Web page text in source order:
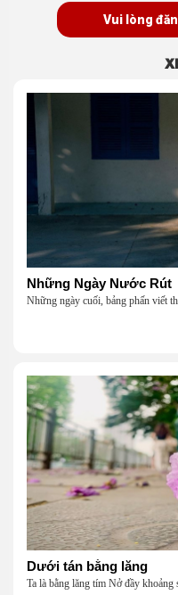
Vui lòng
Những Ngày Nước Rút
Những ngày cuối, bảng phấn viết
Dưới tán bằng lăng
Ta là bằng lăng tím Nở đầy khoảng